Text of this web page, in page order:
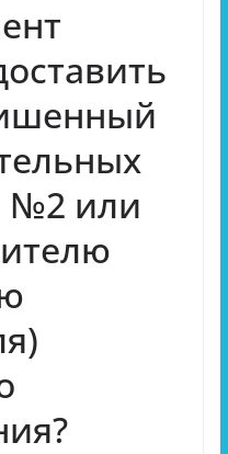
№2 или